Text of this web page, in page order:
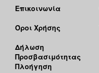
Επικοινωνία
Όροι Χρήσης
Δήλωση
Προσβασιμότητας
Πλοήγηση